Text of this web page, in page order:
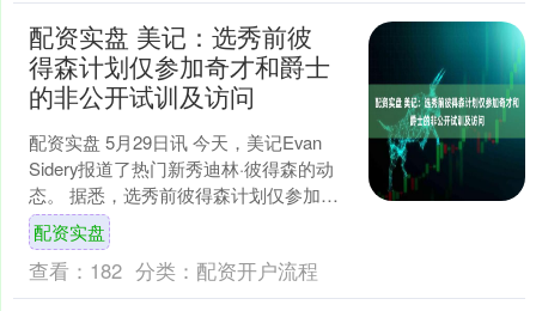
配资实盘 美记：选秀前彼
得森计划仅参加奇才和爵士
的非公开试训及访问
配资实盘 5月29日讯 今天，美记Evan
Sidery报道了热门新秀迪林·彼得森的动
态。 据悉，选秀前彼得森计划仅参加奇
才和爵士的非公开试训及访问。 彼得森
被....
配资实盘
查看： 182 分类： 配资开户流程